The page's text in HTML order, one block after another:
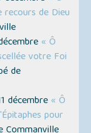
recours de Dieu
« Ô
votre Foi
de
décembre « Ô
pour